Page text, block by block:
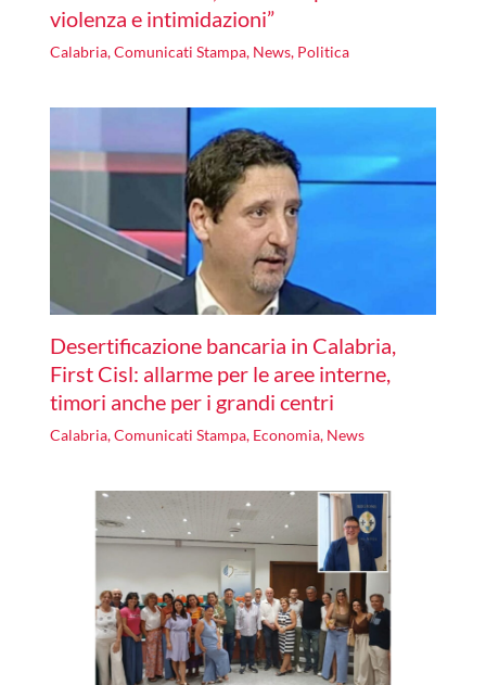
violenza e intimidazioni”
Calabria,Comunicati Stampa, News, Politica
Desertificazione bancaria in Calabria,
First Cisl: allarme per le aree interne,
timori anche per i grandi centri
Calabria,Comunicati Stampa, Economia, News